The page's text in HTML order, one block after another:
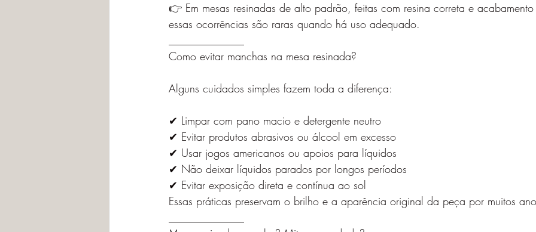
👉 Em mesas resinadas de alto padrão, feitas com resina correta e
essas ocorrências são raras quando há uso adequado.
Como evitar manchas na mesa resinada?
Alguns cuidados simples fazem toda a diferença:
✔ Limpar com pano macio e detergente neutro
✔ Evitar produtos abrasivos ou álcool em excesso
✔ Usar jogos americanos ou apoios para líquidos
✔ Não deixar líquidos parados por longos períodos
✔ Evitar exposição direta e contínua ao sol
Essas práticas preservam o brilho e a aparência original da peça por muitos